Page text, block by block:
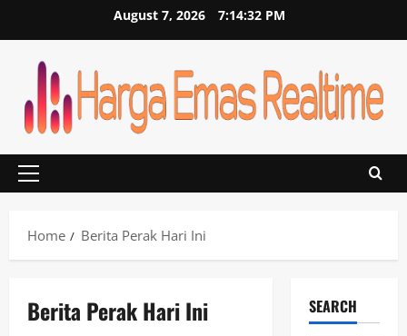
August 7, 2026 7:14:33 PM
Primary
Home
Berita Perak Hari Ini
Berita Perak Hari Ini SEARCH